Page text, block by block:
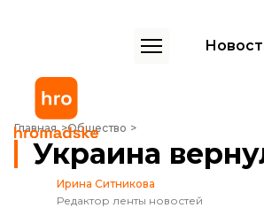
Главная Общество
Украина вернула тела 254 павших
Украина
Ирина Ситникова
Редактор ленты новостей